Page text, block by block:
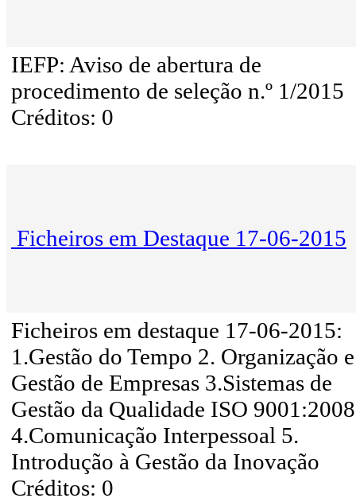
IEFP: Aviso de abertura de
procedimento de seleção n.º 1/2015
Créditos: 0
Ficheiros em Destaque 17-06-2015
Ficheiros em destaque 17-06-2015:
1.Gestão do Tempo 2. Organização e
Gestão de Empresas 3.Sistemas de
Gestão da Qualidade ISO 9001:2008
4.Comunicação Interpessoal 5.
Introdução à Gestão da Inovação
Créditos: 0